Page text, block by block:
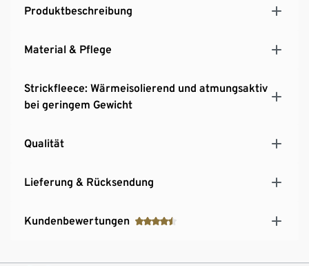
Produktbeschreibung
Material & Pflege
Strickfleece: Wärmeisolierend und atmungsaktiv
bei geringem Gewicht
Qualität
Lieferung & Rücksendung
Kundenbewertungen